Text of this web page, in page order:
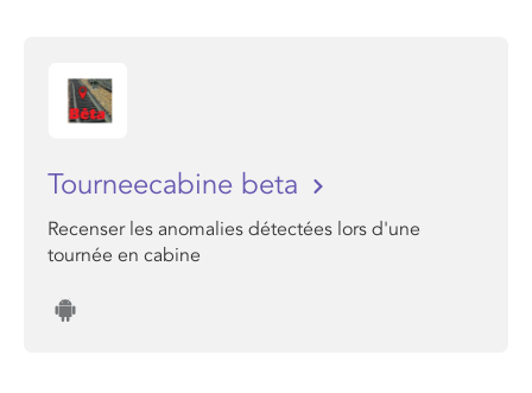
Tourneecabine beta
Recenser les anomalies détectées lors d'une
tournée en cabine